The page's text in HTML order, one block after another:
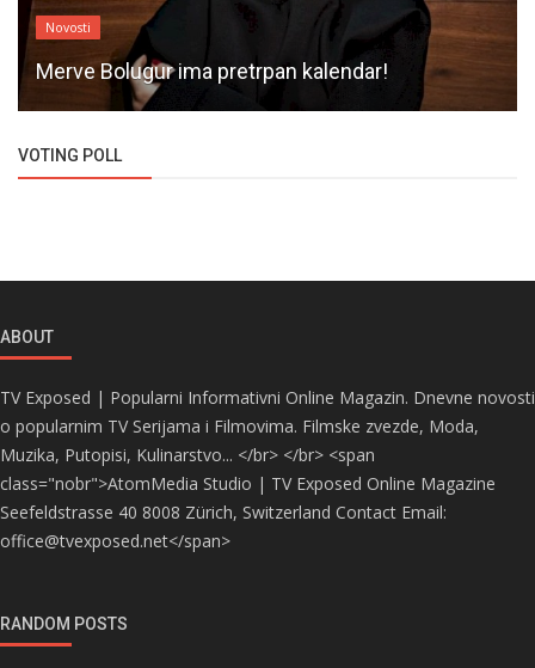
Novosti
Merve Bolugur ima pretrpan kalendar!
VOTING POLL
ABOUT
TV Exposed | Popularni Informativni Online Magazin. Dnevne novosti
o popularnim TV Serijama i Filmovima. Filmske zvezde, Moda,
Muzika, Putopisi, Kulinarstvo... </br> </br> <span
class="nobr">AtomMedia Studio | TV Exposed Online Magazine
Seefeldstrasse 40 8008 Zürich, Switzerland Contact Email:
office@tvexposed.net</span>
RANDOM POSTS